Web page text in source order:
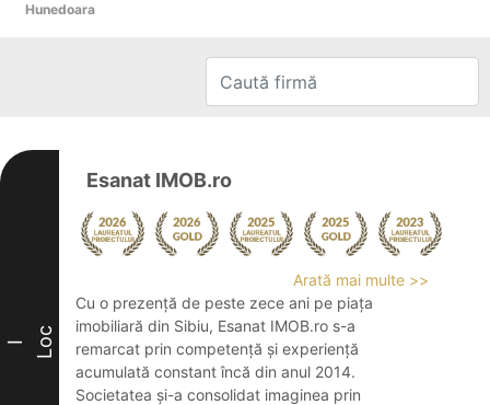
Hunedoara
I Loc
Esanat IMOB.ro
Arată mai multe >>
Cu o prezență de peste zece ani pe piața
imobiliară din Sibiu, Esanat IMOB.ro s-a
remarcat prin competență și experiență
acumulată constant încă din anul 2014.
Societatea și-a consolidat imaginea prin